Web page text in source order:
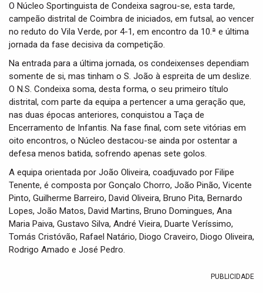
n
O Núcleo Sportinguista de Condeixa sagrou-se, esta tarde,
campeão distrital de Coimbra de iniciados, em futsal, ao vencer
no reduto do Vila Verde, por 4-1, em encontro da 10.ª e última
jornada da fase decisiva da competição.
Na entrada para a última jornada, os condeixenses dependiam
somente de si, mas tinham o S. João à espreita de um deslize.
O N.S. Condeixa soma, desta forma, o seu primeiro título
distrital, com parte da equipa a pertencer a uma geração que,
nas duas épocas anteriores, conquistou a Taça de
Encerramento de Infantis. Na fase final, com sete vitórias em
oito encontros, o Núcleo destacou-se ainda por ostentar a
defesa menos batida, sofrendo apenas sete golos.
A equipa orientada por João Oliveira, coadjuvado por Filipe
Tenente, é composta por Gonçalo Chorro, João Pinão, Vicente
Pinto, Guilherme Barreiro, David Oliveira, Bruno Pita, Bernardo
Lopes, João Matos, David Martins, Bruno Domingues, Ana
Maria Paiva, Gustavo Silva, André Vieira, Duarte Veríssimo,
Tomás Cristóvão, Rafael Natário, Diogo Craveiro, Diogo Oliveira,
Rodrigo Amado e José Pedro.
PUBLICIDADE